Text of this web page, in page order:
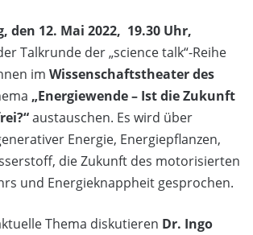
den 12. Mai 2022, 19.30 Uhr,
Talkrunde der „science talk“-Reihe
im Wissenschaftstheater des
„Energiewende – Ist die Zukunft
austauschen. Es wird über
Energie, Energiepflanzen,
die Zukunft des motorisierten
und Energieknappheit gesprochen.
Thema diskutieren Dr. Ingo